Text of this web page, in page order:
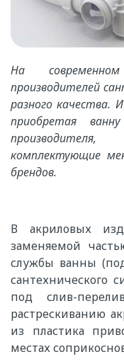
На
производителей
разного качества.
приобретая
комплектующие
брендов.
В акриловых
заменяемой
службы ванны
сантехнического
под слив-
растрескиванию
из пластика
местах